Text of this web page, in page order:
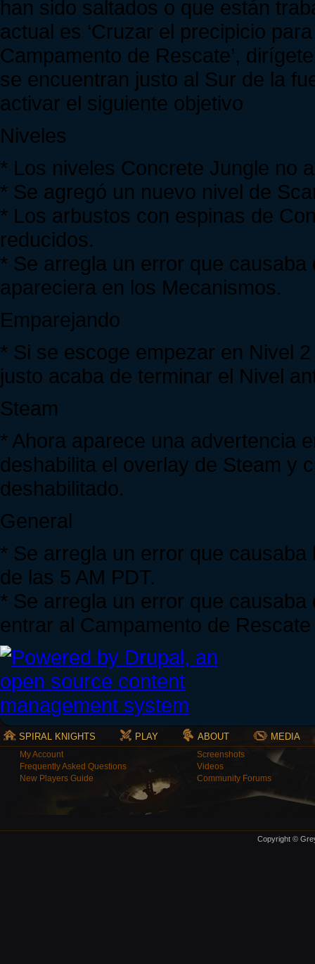
han sido saltados o que están
actual es ‘Cruzar el precipicio
Campamento de Rescate’,
se encuentran justo al Sur de la
activar el siguiente objetivo
Niveles
* Los niveles Concrete Jungle no
* Se agregó un nuevo nivel de
* Los arbustos con espinas de
reducidos.
* Se arregla un error que
apareciera en los Mecanismos.
Emparejando
* Si se escoge empezar en Nivel
justo acaba de terminar el Nivel
Steam
* Ahora aparece una advertencia
deshabilita el overlay de Steam y
deshabilitado.
General
* Se arregla un error que
de las 5 AM PDT.
* Se arregla un error que
entrar al Campamento de
SPIRAL KNIGHTS PLAY ABOUT MEDIA
My Account
Frequently Asked Questions
New Players Guide
Screenshots
Videos
Community Forums
Copyright ©